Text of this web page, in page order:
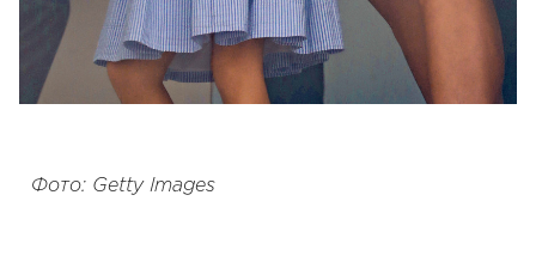
Фото: Getty Images